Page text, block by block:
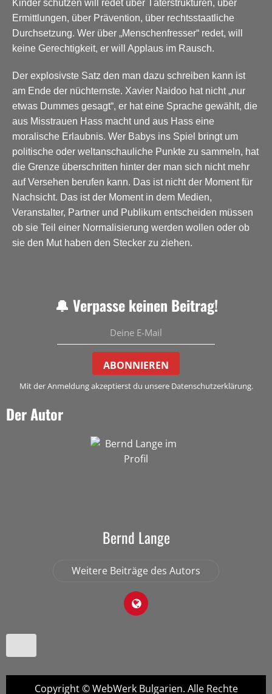
Kinder schützen will redet über Täterstrukturen, über
Ermittlungen, über Prävention, über rechtsstaatliche
Durchsetzung. Wer über „Menschenfresser“ redet, will
keine Gerechtigkeit, er will Applaus im Rausch.
Der explosivste Satz den man dazu schreiben kann ist
am Ende der nüchternste. Xavier Naidoo hat nicht „nur
etwas Dummes gesagt“, er hat eine Sprache gewählt, die
aus Misstrauen Hass macht und aus Hass eine
moralische Erlaubnis. Wer Babys ins Spiel bringt um
politische oder weltanschauliche Punkte zu sammeln, hat
die Grenze überschritten hinter der man sich nicht mehr
auf Versehen berufen kann. Das ist nicht der Moment für
Nachsicht. Das ist der Moment in dem Medien,
Veranstalter, Partner und Publikum entscheiden müssen
ob sie Teil einer Normalisierung werden wollen oder ob
sie den Mut haben den Stecker zu ziehen.
🔔 Verpasse keinen Beitrag!
ABONNIEREN
Mit der Anmeldung akzeptierst du unsere Datenschutzerklärung.
Der Autor
Bernd Lange
Weitere Beiträge des Autors
Copyright © WebWerk Bulgarien. Alle Rechte